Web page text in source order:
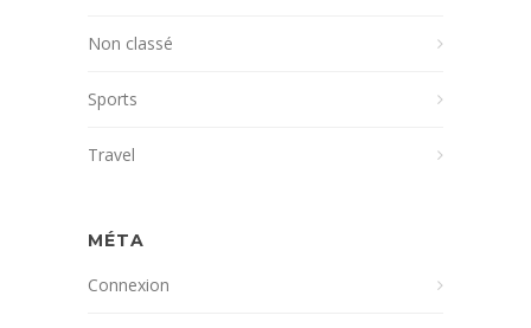
Non classé
Sports
Travel
MÉTA
Connexion